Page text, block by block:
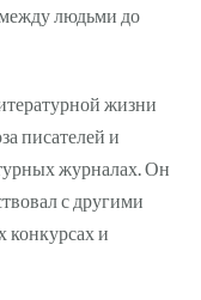
людьми до
жизни
писателей и
журналах. Он
с другими
конкурсах и